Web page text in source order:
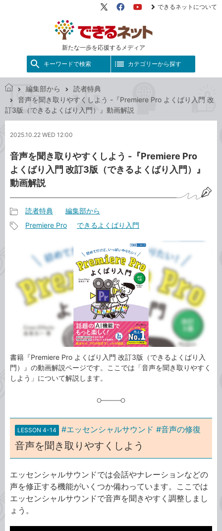
新たな一歩を応援するメディア
X（旧
FacebookYouTube
できるネットについて
キーワードで検索 カテゴリーから探す
で
き
ッ
編集部から
読者特典
音声を聞き取りやすくしよう -『Premiere Pro よくばり入門 改
訂3版（できるよくばり入門）』動画解説
2025.10.22 WED 12:00
音声を聞き取りやすくしよう -『Premiere Pro
よくばり入門 改訂3版（できるよくばり入門）』
動画解説
事
リ
読者特典 編集部から
Premiere Pro できるよくばり入門
書籍『Premiere Pro よくばり入門 改訂3版（できるよくばり入
門）』の動画解説ページです。ここでは「音声を聞き取りやすく
しよう」について解説します。
LESSON 4-14 #エッセンシャルサウンド #音声の修復
音声を聞き取りやすくしよう
エッセンシャルサウンドでは会話やナレーションなどの
声を修正する機能がいくつか備わっています。ここでは
エッセンシャルサウンドで音声を聞きやすく調整しまし
ょう。